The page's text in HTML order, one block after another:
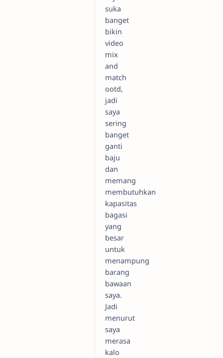
suka
banget
bikin
video
mix
and
match
ootd,
jadi
saya
sering
banget
ganti
baju
dan
memang
membutuhkan
kapasitas
bagasi
yang
besar
untuk
menampung
barang
bawaan
saya.
Jadi
menurut
saya
merasa
kalo